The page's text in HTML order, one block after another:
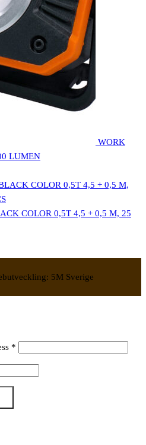
WORK
LUMEN
COLOR 0,5T 4,5 + 0,5 M, 25
5M Sverige
*